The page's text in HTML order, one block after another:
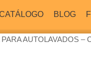
BLOG
AUTOLAVADOS –